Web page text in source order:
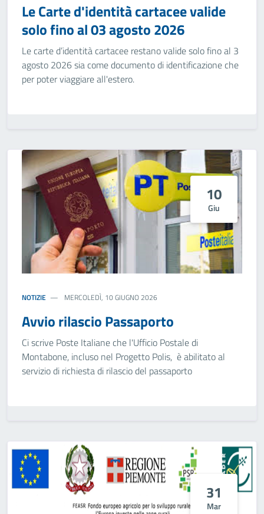
Le Carte d'identità cartacee valide
solo fino al 03 agosto 2026
Le carte d’identità cartacee restano valide solo fino al 3
agosto 2026 sia come documento di identificazione che
per poter viaggiare all'estero.
10
Giu
NOTIZIE MERCOLEDÌ, 10 GIUGNO 2026
Avvio rilascio Passaporto
Ci scrive Poste Italiane che l'Ufficio Postale di
Montabone, incluso nel Progetto Polis, è abilitato al
servizio di richiesta di rilascio del passaporto
31
Mar